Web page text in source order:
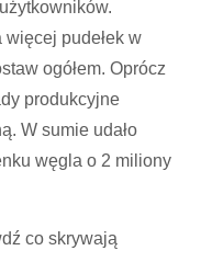
pudełek w
ogółem. Oprócz
produkcyjne
W sumie udało
węgla o 2 miliony
co skrywają